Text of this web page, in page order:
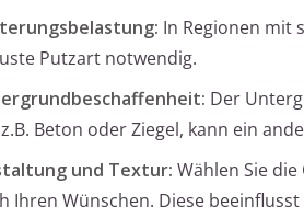
In Regionen mit
Putzart notwendig.
Der
Beton oder Ziegel, kann ein
und Textur: Wählen Sie
Ihren Wünschen. Diese